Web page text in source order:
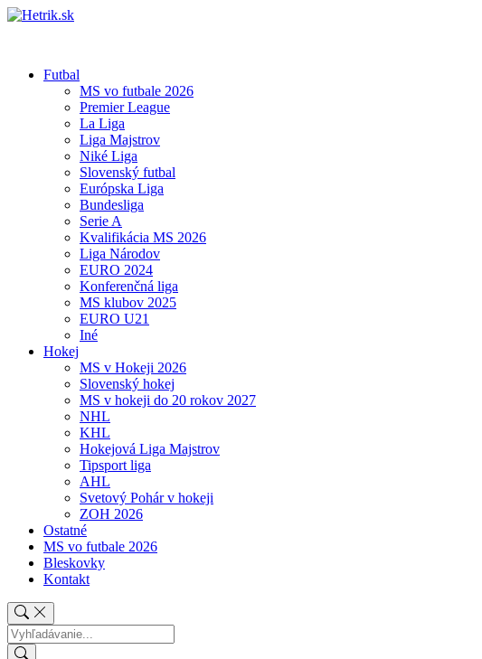
Futbal
MS vo futbale 2026
Premier League
La Liga
Liga Majstrov
Niké Liga
Slovenský futbal
Európska Liga
Bundesliga
Serie A
Kvalifikácia MS 2026
Liga Národov
EURO 2024
Konferenčná liga
MS klubov 2025
EURO U21
Iné
Hokej
MS v Hokeji 2026
Slovenský hokej
MS v hokeji do 20 rokov 2027
NHL
KHL
Hokejová Liga Majstrov
Tipsport liga
AHL
Svetový Pohár v hokeji
ZOH 2026
Ostatné
MS vo futbale 2026
Bleskovky
Kontakt